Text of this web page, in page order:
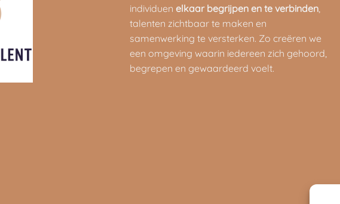
individuen elkaar begrijpen en te verbinden,
talenten zichtbaar te maken en
samenwerking te versterken. Zo creëren we
een omgeving waarin iedereen zich gehoord,
begrepen en gewaardeerd voelt.